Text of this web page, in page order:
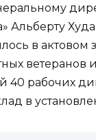
Альберту
в актовом
ветеранов и
40 рабочих
в